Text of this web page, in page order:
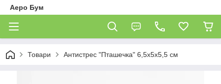
Аеро Бум
Товари Антистрес "Пташечка" 6,5х5х5,5 см